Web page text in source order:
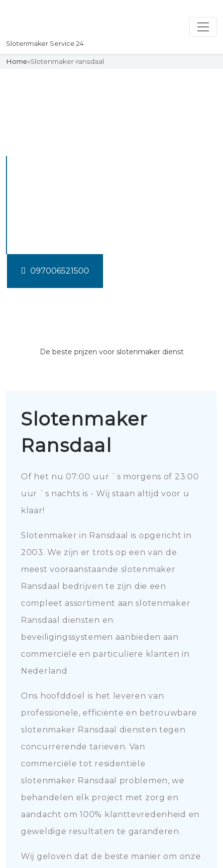
Slotenmaker Service 24
Home»Slotenmaker-ransdaal
097006521500
De beste prijzen voor slotenmaker dienst
Slotenmaker
Ransdaal
Of het nu 07:00 uur `s morgens of 23:00
uur `s nachts is - Wij staan altijd voor u
klaar!
Slotenmaker in Ransdaal is opgericht in
2003. We zijn er trots op een van de
meest vooraanstaande slotenmaker
Ransdaal bedrijven te zijn die een
compleet assortiment aan slotenmaker
Ransdaal diensten en
beveiligingssystemen aanbieden aan
commerciële en particuliere klanten in
Nederland
Ons hoofddoel is het leveren van
professionele, efficiënte en betrouwbare
slotenmaker Ransdaal diensten tegen
concurrerende tarieven. Van
commerciële tot residentiële
slotenmaker Ransdaal problemen, we
behandelen elk project met zorg en
aandacht om 100% klanttevredenheid en
geweldige resultaten te garanderen.
Wij geloven dat de beste manier om onze